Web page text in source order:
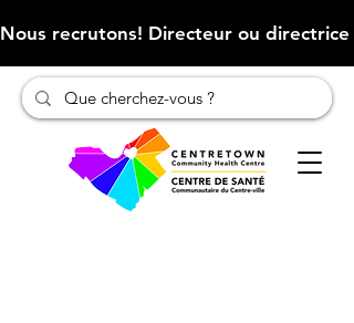
Nous recrutons! Directeur ou